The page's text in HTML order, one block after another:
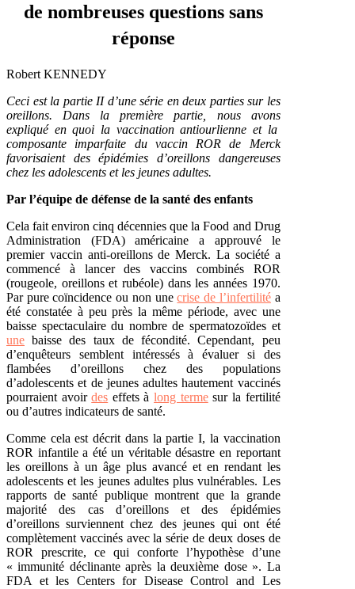
de nombreuses questions sans
réponse
Robert KENNEDY
Ceci est la partie II d’une série en deux parties sur les
oreillons. Dans la première partie, nous avons
expliqué en quoi la vaccination antiourlienne et la
composante imparfaite du vaccin ROR de Merck
favorisaient des épidémies d’oreillons dangereuses
chez les adolescents et les jeunes adultes.
Par l’équipe de défense de la santé des enfants
Cela fait environ cinq décennies que la Food and Drug
Administration (FDA) américaine a approuvé le
premier vaccin anti-oreillons de Merck. La société a
commencé à lancer des vaccins combinés ROR
(rougeole, oreillons et rubéole) dans les années 1970.
Par pure coïncidence ou non unecrise de l’infertilitéa
été constatée à peu près la même période, avec une
baisse spectaculaire du nombre de spermatozoïdes et
une baisse des taux de fécondité. Cependant, peu
d’enquêteurs semblent intéressés à évaluer si des
flambées d’oreillons chez des populations
d’adolescents et de jeunes adultes hautement vaccinés
pourraient avoirdes effets àlong termesur la fertilité
ou d’autres indicateurs de santé.
Comme cela est décrit dans lapartie I, la vaccination
ROR infantile a été un véritable désastre en reportant
les oreillons à un âge plus avancéet en rendant les
adolescents et les jeunes adultes plus vulnérables. Les
rapports de santé publique montrent que la grande
majorité des cas d’oreillons et des épidémies
d’oreillons surviennent chez des jeunes qui ont été
complètement vaccinésavec la série de deux doses de
ROR prescrite, ce qui conforte l’hypothèse d’une
« immunité déclinante après la deuxième dose ». La
FDA et les Centers for Disease Control and Les